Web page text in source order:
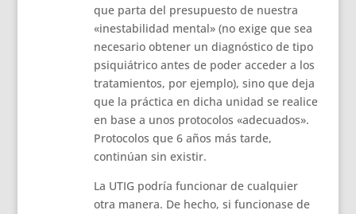
que parta del presupuesto de nuestra
«inestabilidad mental» (no exige que sea
necesario obtener un diagnóstico de tipo
psiquiátrico antes de poder acceder a los
tratamientos, por ejemplo), sino que deja
que la práctica en dicha unidad se realice
en base a unos protocolos «adecuados».
Protocolos que 6 años más tarde,
continúan sin existir.
La UTIG podría funcionar de cualquier
otra manera. De hecho, si funcionase de